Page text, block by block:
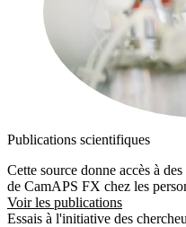
Publications scientifiques
Cette source donne accès à
de CamAPS FX chez les
Voir les publications
Essais à l'initiative des